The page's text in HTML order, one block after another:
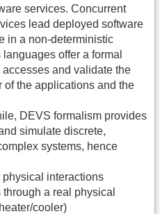
services. Concurrent
lead deployed software
in a non-deterministic
offer a formal
and validate the
of the applications and the
DEVS formalism provides
simulate discrete,
systems, hence
interactions
a real physical
cooler)